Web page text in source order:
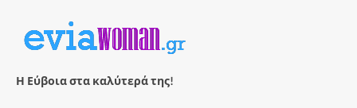
Η Εύβοια στα καλύτερά της!